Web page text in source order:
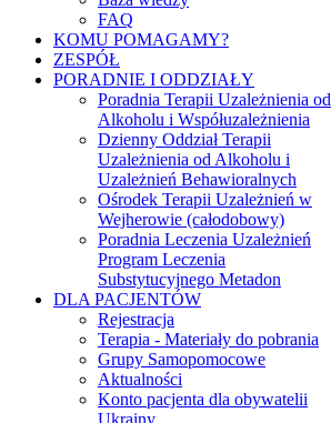
FAQ
KOMU POMAGAMY?
ZESPÓŁ
PORADNIE I ODDZIAŁY
Poradnia Terapii Uzależnienia od
Alkoholu i Współuzależnienia
Dzienny Oddział Terapii
Uzależnienia od Alkoholu i
Uzależnień Behawioralnych
Ośrodek Terapii Uzależnień w
Wejherowie (całodobowy)
Poradnia Leczenia Uzależnień
Program Leczenia
Substytucyjnego Metadon
DLA PACJENTÓW
Rejestracja
Terapia - Materiały do pobrania
Grupy Samopomocowe
Aktualności
Konto pacjenta dla obywatelii
Ukrainy